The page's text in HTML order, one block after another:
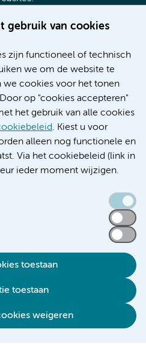
gebruik van cookies
zijn functioneel of technisch
we om de website te
we cookies voor het tonen
op "cookies accepteren"
het gebruik van alle cookies
. Kiest u voor
alleen nog functionele en
Via het cookiebeleid (link in
ieder moment wijzigen.
toestaan
toestaan
weigeren